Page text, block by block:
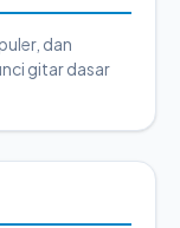
dan
gitar dasar